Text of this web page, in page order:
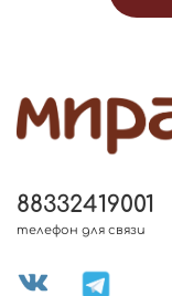
88332419001
телефон для связи